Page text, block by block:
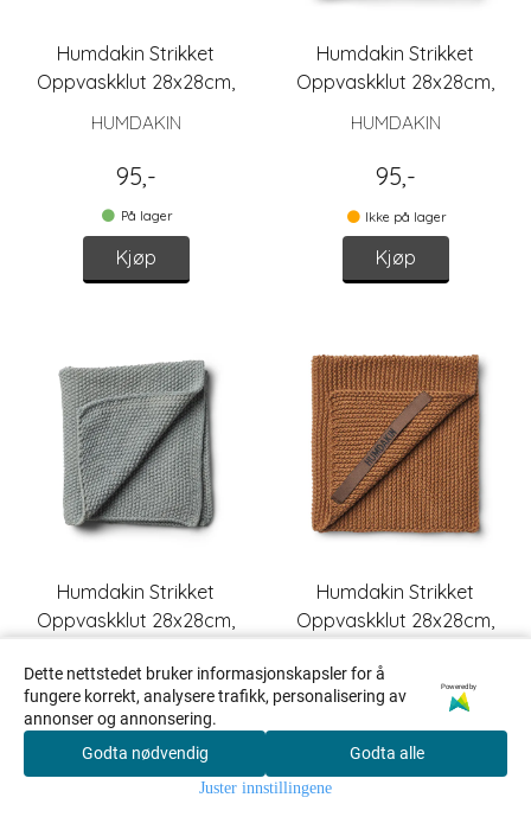
Søk
Humdakin Strikket
Oppvaskklut 28x28cm,
HUMDAKIN
95,-
På lager
Kjøp
Humdakin Strikket
Oppvaskklut 28x28cm,
HUMDAKIN
95,-
Ikke på lager
Kjøp
Humdakin Strikket
Oppvaskklut 28x28cm,
HUMDAKIN
95,-
På lager
Humdakin Strikket
Oppvaskklut 28x28cm,
HUMDAKIN
95,-
På lager
Dette nettstedet bruker informasjonskapsler for å
fungere korrekt, analysere trafikk, personalisering av
annonser og annonsering.
Powered by
Godta nødvendig Godta alle
Juster innstillingene